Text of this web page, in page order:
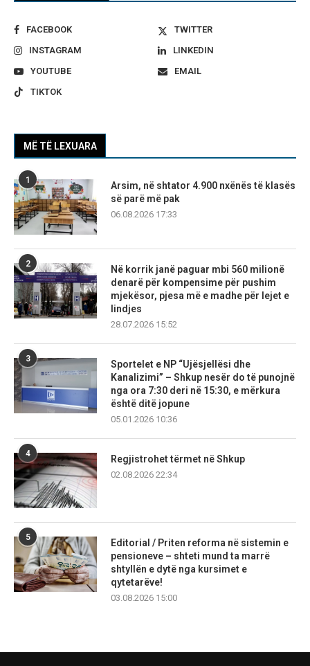
FACEBOOK
TWITTER
INSTAGRAM
LINKEDIN
YOUTUBE
EMAIL
TIKTOK
MË TË LEXUARA
1
Arsim, në shtator 4.900 nxënës të klasës
së parë më pak
06.08.2026 17:33
2
Në korrik janë paguar mbi 560 milionë
denarë për kompensime për pushim
mjekësor, pjesa më e madhe për lejet e
lindjes
28.07.2026 15:52
3
Sportelet e NP “Ujësjellësi dhe
Kanalizimi” – Shkup nesër do të punojnë
nga ora 7:30 deri në 15:30, e mërkura
është ditë jopune
05.01.2026 10:36
4
Regjistrohet tërmet në Shkup
02.08.2026 22:34
5
Editorial / Priten reforma në sistemin e
pensioneve – shteti mund ta marrë
shtyllën e dytë nga kursimet e
qytetarëve!
03.08.2026 15:00